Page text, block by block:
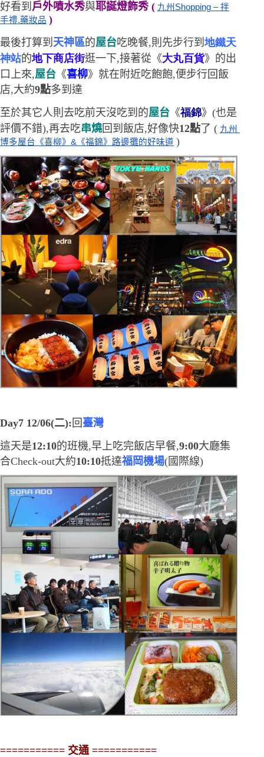
好看到 戶外噴水秀與耶誕燈飾秀 ( 九州Shopping – 拌
手禮.藥妝品 )
最後打算到 天神區的屋台吃晚餐,則先步行到地鐵天
神站的地下商店街逛一下,接著從《大丸百貨》的出
口上來,屋台 《喜柳》就在附近吃飽飽,便步行回飯
店,大約9點多到達
至於其它人則去吃前天沒吃到的屋台 《福錦》 (也是
評價不錯),再去吃串燒回到飯店,好像快12點 了 ( 九州
博多屋台《喜柳》&《福錦》路邊攤的好味道 )
Day7 12/06(二): 回 臺灣
這天是12:10的班機,早上吃完飯店早餐,9:00大廳集
合Check-out大約10:10抵達福岡機場(國際線)
=========== 交通 ===========